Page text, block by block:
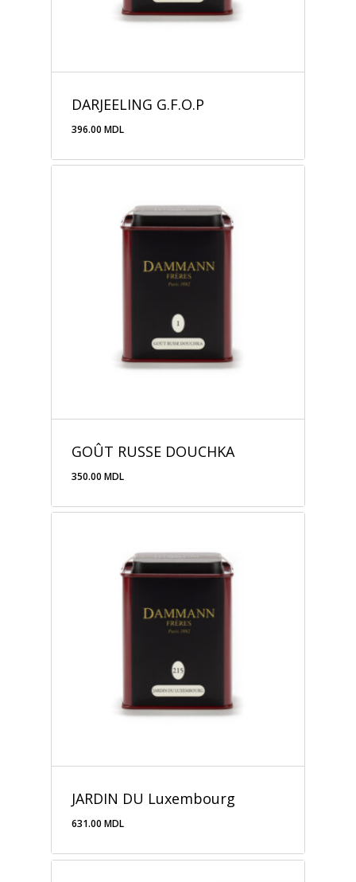
DARJEELING G.F.O.P
396.00 MDL
GOÛT RUSSE DOUCHKA
350.00 MDL
JARDIN DU Luxembourg
631.00 MDL